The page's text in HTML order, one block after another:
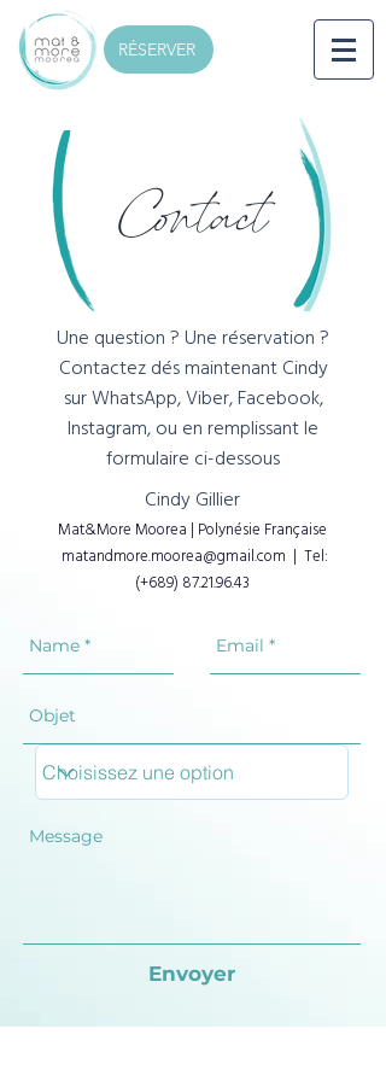
RÉSERVER
Contact
Une question ? Une réservation ?
Contactez dés maintenant Cindy
surWhatsApp, Viber, Facebook,
Instagram, ou en remplissant le
formulaire ci-dessous
Cindy Gillier
Mat&More Moorea | Polynésie Française
matandmore.moorea@gmail.com | Tel:
(+689) 87.21.96.43
Envoyer